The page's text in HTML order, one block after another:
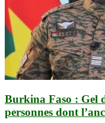
Burkina Faso : Gel
personnes dont